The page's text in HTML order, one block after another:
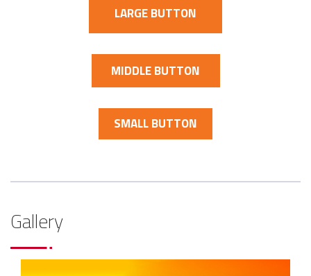
LARGE BUTTON
MIDDLE BUTTON
SMALL BUTTON
Gallery